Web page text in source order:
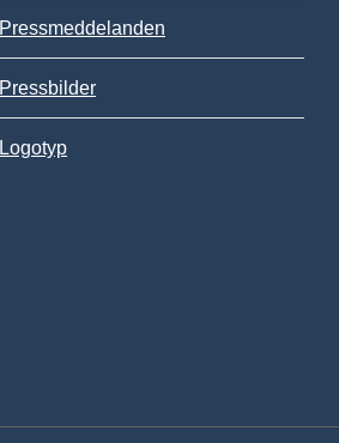
Pressmeddelanden
Pressbilder
Logotyp